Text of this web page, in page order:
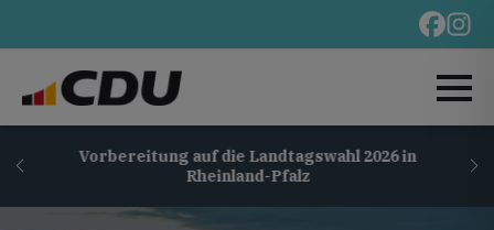
Vorbereitung auf die Landtagswahl 2026 in
Rheinland-Pfalz